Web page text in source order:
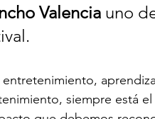
Valencia uno
siempre está